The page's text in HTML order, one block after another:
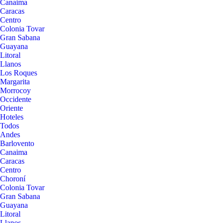
Canaima
Caracas
Centro
Colonia Tovar
Gran Sabana
Guayana
Litoral
Llanos
Los Roques
Margarita
Morrocoy
Occidente
Oriente
Hoteles
Todos
Andes
Barlovento
Canaima
Caracas
Centro
Choroní
Colonia Tovar
Gran Sabana
Guayana
Litoral